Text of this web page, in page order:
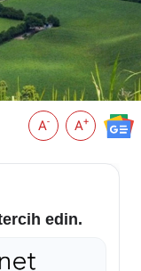
A- A+
edin.